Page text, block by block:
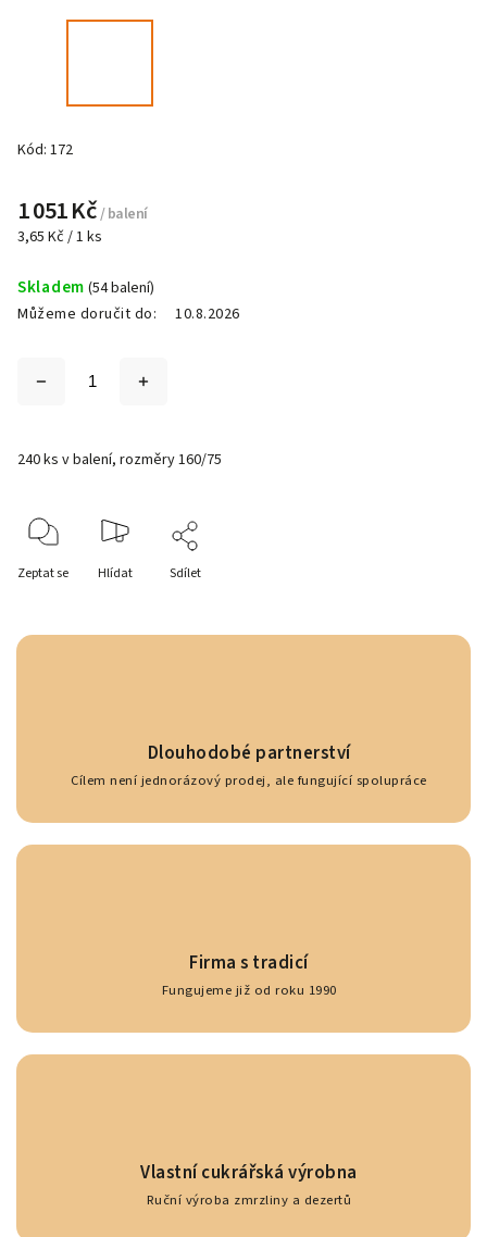
Kód: 172
1 051 Kč/ balení
3,65 Kč / 1 ks
Skladem (54 balení)
Můžeme doručit do:
10.8.2026
240 ks v balení, rozměry 160/75
Zeptat se Hlídat Sdílet
Dlouhodobé partnerství
Cílem není jednorázový prodej, ale fungující spolupráce
Firma s tradicí
Fungujeme již od roku 1990
Vlastní cukrářská výrobna
Ruční výroba zmrzliny a dezertů